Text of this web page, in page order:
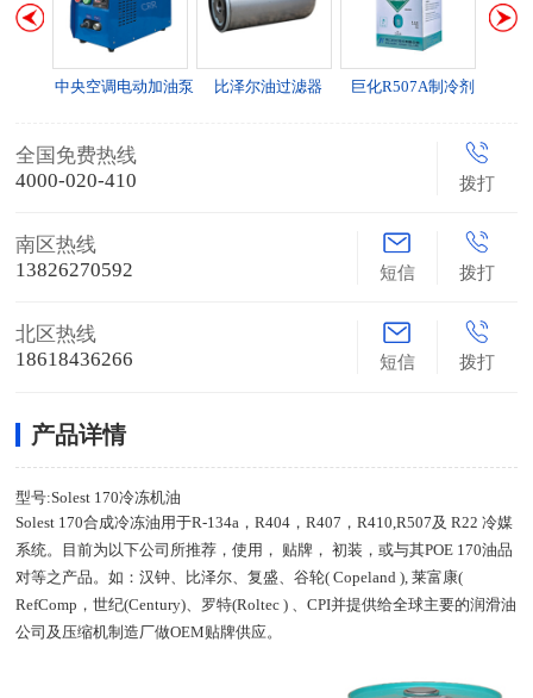
中央空调电动加油泵 比泽尔油过滤器 巨化R507A制冷剂 巨化R404A
全国免费热线
4000-020-410
拨打
南区热线
13826270592
短信 拨打
北区热线
18618436266
短信 拨打
产品详情
型号:Solest 170冷冻机油
Solest 170合成冷冻油用于R-134a，R404，R407，R410,R507及 R22 冷媒
系统。目前为以下公司所推荐，使用， 贴牌， 初装，或与其POE 170油品
对等之产品。如：汉钟、比泽尔、复盛、谷轮( Copeland ), 莱富康(
RefComp，世纪(Century)、罗特(Roltec ) 、CPI并提供给全球主要的润滑油
公司及压缩机制造厂做OEM贴牌供应。